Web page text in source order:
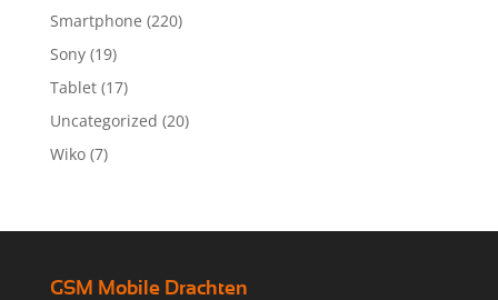
Smartphone (220)
Sony (19)
Tablet (17)
Uncategorized (20)
Wiko (7)
GSM Mobile Drachten